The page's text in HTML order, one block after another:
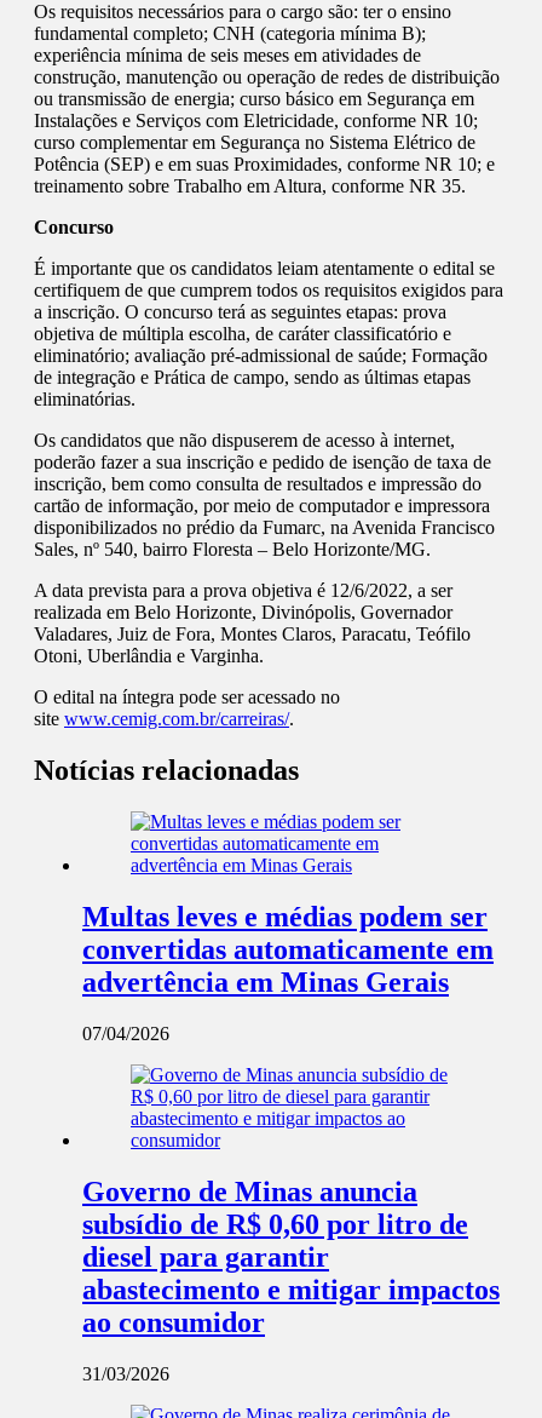
Os requisitos necessários para o cargo são: ter o ensino
fundamental completo; CNH (categoria mínima B);
experiência mínima de seis meses em atividades de
construção, manutenção ou operação de redes de distribuição
ou transmissão de energia; curso básico em Segurança em
Instalações e Serviços com Eletricidade, conforme NR 10;
curso complementar em Segurança no Sistema Elétrico de
Potência (SEP) e em suas Proximidades, conforme NR 10; e
treinamento sobre Trabalho em Altura, conforme NR 35.
Concurso
É importante que os candidatos leiam atentamente o edital se
certifiquem de que cumprem todos os requisitos exigidos para
a inscrição. O concurso terá as seguintes etapas: prova
objetiva de múltipla escolha, de caráter classificatório e
eliminatório; avaliação pré-admissional de saúde; Formação
de integração e Prática de campo, sendo as últimas etapas
eliminatórias.
Os candidatos que não dispuserem de acesso à internet,
poderão fazer a sua inscrição e pedido de isenção de taxa de
inscrição, bem como consulta de resultados e impressão do
cartão de informação, por meio de computador e impressora
disponibilizados no prédio da Fumarc, na Avenida Francisco
Sales, nº 540, bairro Floresta – Belo Horizonte/MG.
A data prevista para a prova objetiva é 12/6/2022, a ser
realizada em Belo Horizonte, Divinópolis, Governador
Valadares, Juiz de Fora, Montes Claros, Paracatu, Teófilo
Otoni, Uberlândia e Varginha.
O edital na íntegra pode ser acessado no
site www.cemig.com.br/carreiras/.
Notícias relacionadas
Multas leves e médias podem ser
convertidas automaticamente em
advertência em Minas Gerais
07/04/2026
Governo de Minas anuncia
subsídio de R$ 0,60 por litro de
diesel para garantir
abastecimento e mitigar impactos
ao consumidor
31/03/2026